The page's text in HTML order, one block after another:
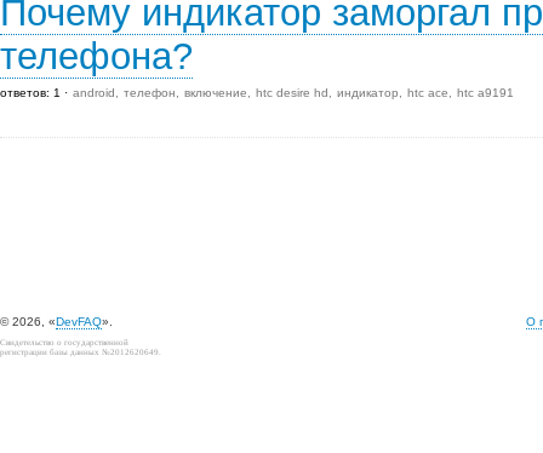
Почему индикатор заморгал
телефона?
ответов: 1 android телефон включение htc desire hd индикатор htc ace htc a9191
© 2026, «DevFAQ». О
Свидетельство о государственной
регистрации базы данных №2012620649.